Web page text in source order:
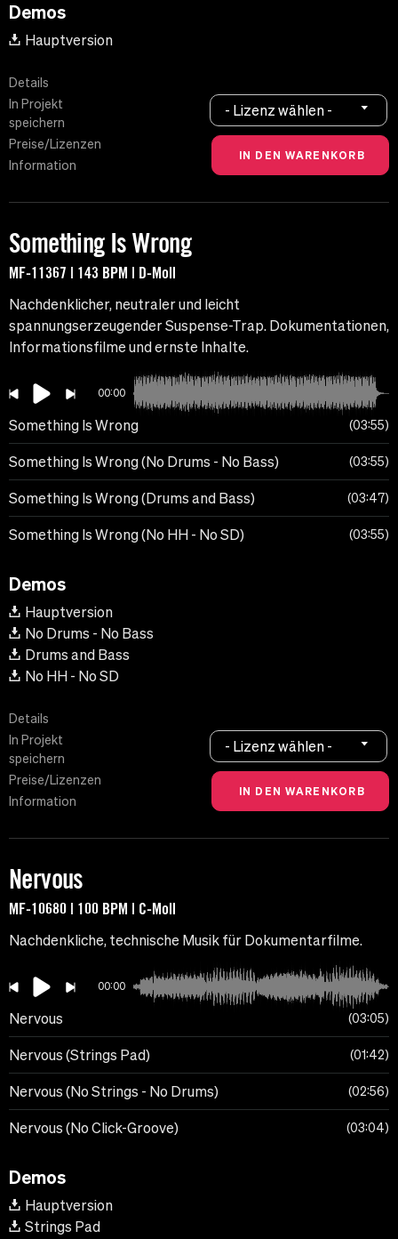
Demos
Hauptversion
Details
In Projekt
speichern
Preise/Lizenzen
Information
- Lizenz wählen -
Something Is Wrong
MF-11367 | 143 BPM | D-Moll
Nachdenklicher, neutraler und leicht
spannungserzeugender Suspense-Trap. Dokumentationen,
Informationsfilme und ernste Inhalte.
00:00
Something Is Wrong 03:55
Something Is Wrong (No Drums - No Bass) 03:55
Something Is Wrong (Drums and Bass) 03:47
Something Is Wrong (No HH - No SD) 03:55
Demos
Hauptversion
No Drums - No Bass
Drums and Bass
No HH - No SD
Details
In Projekt
speichern
Preise/Lizenzen
Information
- Lizenz wählen -
Nervous
MF-10680 | 100 BPM | C-Moll
Nachdenkliche, technische Musik für Dokumentarfilme.
00:00
Nervous 03:05
Nervous (Strings Pad) 01:42
Nervous (No Strings - No Drums) 02:56
Nervous (No Click-Groove) 03:04
Demos
Hauptversion
Strings Pad